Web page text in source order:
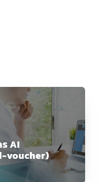
AI
voucher)